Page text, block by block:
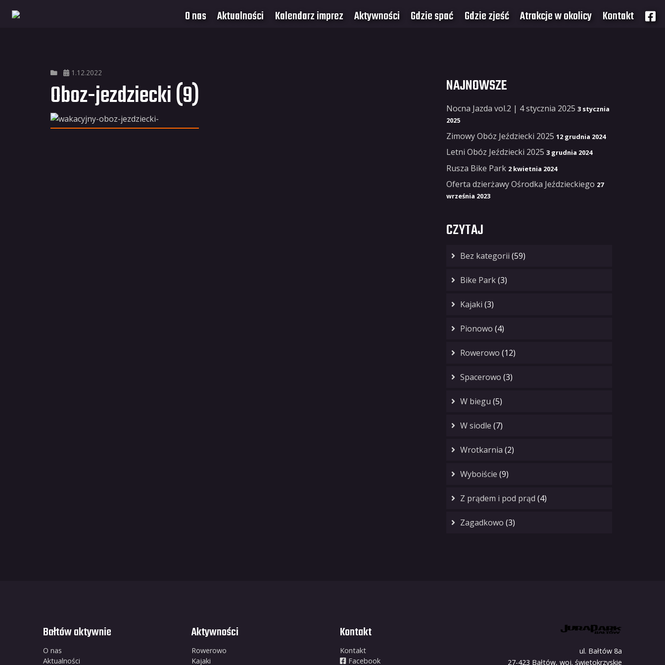
O nas Aktualności Kalendarz imprez Aktywności Gdzie spać Gdzie zjeść Atrakcje w okolicy Kontakt
1.12.2022
Oboz-jezdziecki (9) NAJNOWSZE
Nocna Jazda vol.2 | 4 stycznia 2025 3 stycznia
2025
Zimowy Obóz Jeździecki 2025 12 grudnia 2024
Letni Obóz Jeździecki 2025 3 grudnia 2024
Rusza Bike Park 2 kwietnia 2024
Oferta dzierżawy Ośrodka Jeździeckiego 27
września 2023
CZYTAJ
Bez kategorii (59)
Bike Park(3)
Kajaki (3)
Pionowo (4)
Rowerowo (12)
Spacerowo (3)
W biegu (5)
W siodle (7)
Wrotkarnia (2)
Wyboiście (9)
Z prądem i pod prąd (4)
Zagadkowo (3)
Bałtów aktywnie
O nas
Aktualności
Aktywności
Rowerowo
Kajaki
Kontakt
Kontakt
Facebook
ul. Bałtów 8a
27-423 Bałtów, woj. świętokrzyskie